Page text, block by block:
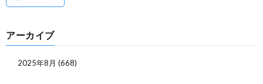
アーカイブ
2025年8月 (668)